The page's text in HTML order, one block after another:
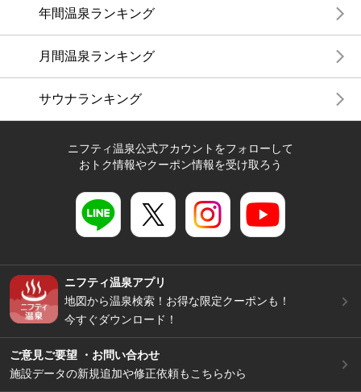
年間温泉ランキング
月間温泉ランキング
サウナランキング
ニフティ温泉公式アカウントをフォローして
おトク情報やクーポン情報を受け取ろう
ニフティ温泉アプリ
地図から温泉検索！お得な限定クーポンも！
今すぐダウンロード！
ご意見ご要望 ・お問い合わせ
施設データの新規追加や修正依頼もこちらから